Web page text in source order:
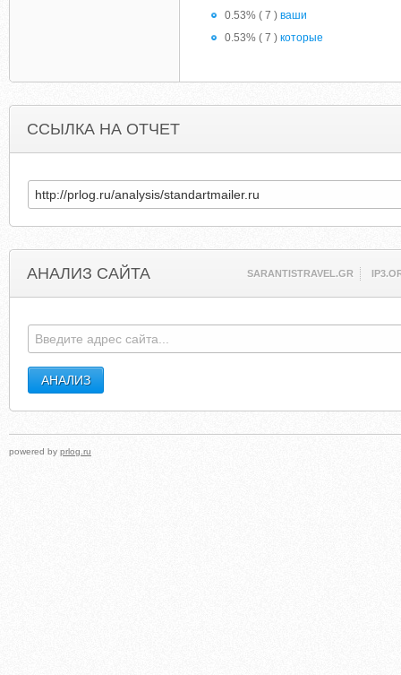
0.53% ( 7 ) ваши
0.53% ( 7 ) которые
ССЫЛКА НА ОТЧЕТ
АНАЛИЗ САЙТА SARANTISTRAVEL.GR
powered by prlog.ru